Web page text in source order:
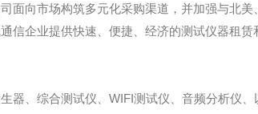
面向市场构筑多元化采购渠道，并加强与北美
信企业提供快速、便捷、经济的测试仪器租赁
器、综合测试仪、WIFI测试仪、音频分析仪、